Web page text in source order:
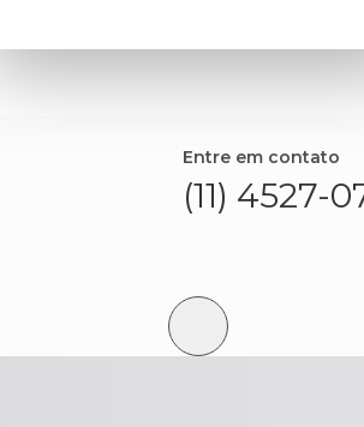
Entre em contato
(11) 4527-